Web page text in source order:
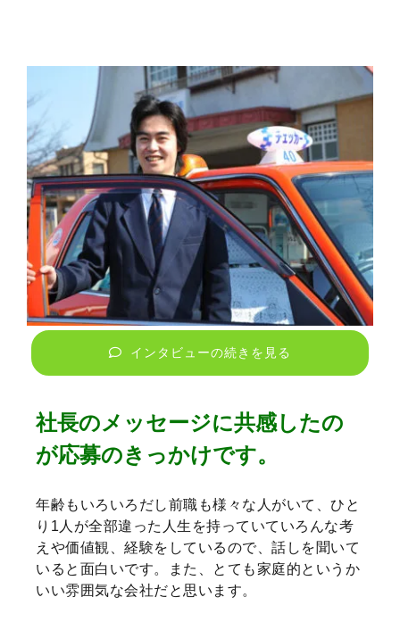
インタビューの続きを見る
社長のメッセージに共感したの
が応募のきっかけです。
年齢もいろいろだし前職も様々な人がいて、ひと
り1人が全部違った人生を持っていていろんな考
えや価値観、経験をしているので、話しを聞いて
いると面白いです。また、とても家庭的というか
いい雰囲気な会社だと思います。